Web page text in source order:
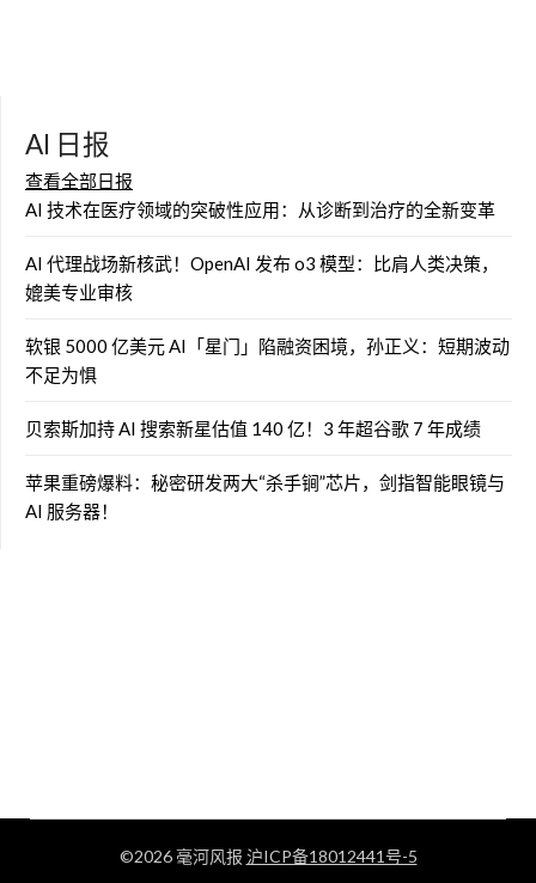
AI 日报
查看全部日报
AI 技术在医疗领域的突破性应用：从诊断到治疗的全新变革
AI 代理战场新核武！OpenAI 发布 o3 模型：比肩人类决策，
媲美专业审核
软银 5000 亿美元 AI「星门」陷融资困境，孙正义：短期波动
不足为惧
贝索斯加持 AI 搜索新星估值 140 亿！3 年超谷歌 7 年成绩
苹果重磅爆料：秘密研发两大“杀手锏”芯片，剑指智能眼镜与
AI 服务器！
©2026 毫河风报 沪ICP备18012441号-5